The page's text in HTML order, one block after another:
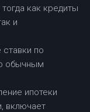
как кредиты
и
по
обычным
ипотеки
включает